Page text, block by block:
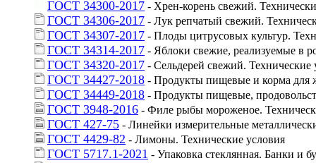
ГОСТ 34300-2017 - Хрен-корень свежий.
ГОСТ 34306-2017 - Лук репчатый свежий.
ГОСТ 34307-2017 - Плоды цитрусовых культур.
ГОСТ 34314-2017 - Яблоки свежие, реализуемые в
ГОСТ 34320-2017 - Сельдерей свежий. Технические
ГОСТ 34427-2018 - Продукты пищевые и корма для
ГОСТ 34449-2018 - Продукты пищевые,
ГОСТ 3948-2016 - Филе рыбы мороженое.
ГОСТ 427-75 - Линейки измерительные
ГОСТ 4429-82 - Лимоны. Технические условия
ГОСТ 5717.1-2021 - Упаковка стеклянная. Банки и